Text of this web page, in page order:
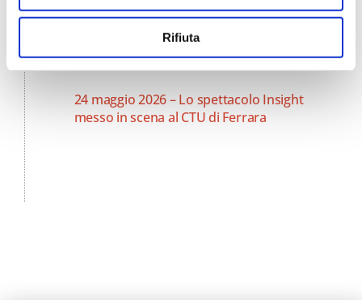
Rifiuta
3 giugno 2026 – Il CUT agli Aperitivi della
conoscenza “Parole che uniscono, parole
che dividono: possono gli antichi insegnarci
a comunicare?”
24 maggio 2026 – Lo spettacolo Insight
messo in scena al CTU di Ferrara